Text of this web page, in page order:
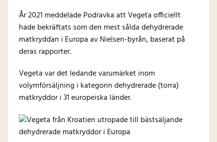
År 2021 meddelade Podravka att Vegeta officiellt
hade bekräftats som den mest sålda dehydrerade
matkryddan i Europa av Nielsen-byrån, baserat på
deras rapporter.
Vegeta var det ledande varumärket inom
volymförsäljning i kategorin dehydrerade (torra)
matkryddor i 31 europeiska länder.